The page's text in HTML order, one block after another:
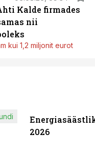
Kalde firmades
nii
kui 1,2 miljonit eurot
2026